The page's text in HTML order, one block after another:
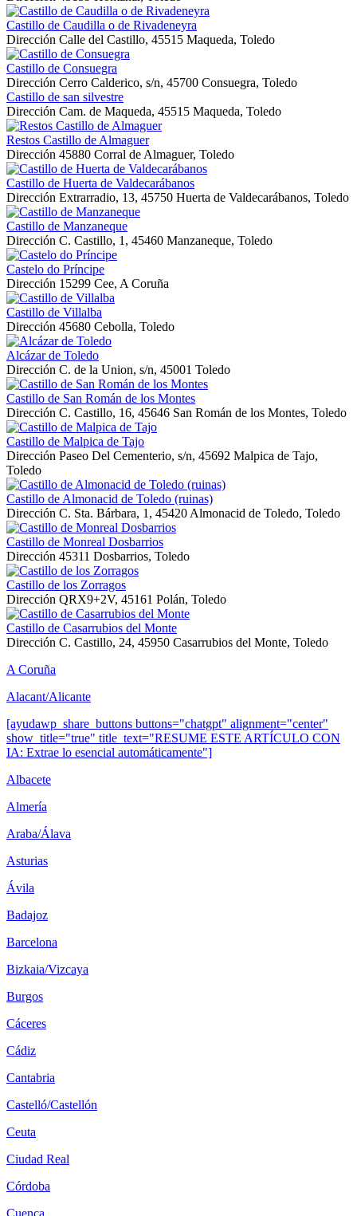
Castillo de Caudilla o de Rivadeneyra
Dirección Calle del Castillo, 45515 Maqueda, Toledo
Castillo de Consuegra
Dirección Cerro Calderico, s/n, 45700 Consuegra, Toledo
Castillo de san silvestre
Dirección Cam. de Maqueda, 45515 Maqueda, Toledo
Restos Castillo de Almaguer
Dirección 45880 Corral de Almaguer, Toledo
Castillo de Huerta de Valdecarábanos
Dirección Extrarradio, 13, 45750 Huerta de Valdecarábanos, Toledo
Castillo de Manzaneque
Dirección C. Castillo, 1, 45460 Manzaneque, Toledo
Castelo do Príncipe
Dirección 15299 Cee, A Coruña
Castillo de Villalba
Dirección 45680 Cebolla, Toledo
Alcázar de Toledo
Dirección C. de la Union, s/n, 45001 Toledo
Castillo de San Román de los Montes
Dirección C. Castillo, 16, 45646 San Román de los Montes, Toledo
Castillo de Malpica de Tajo
Dirección Paseo Del Cementerio, s/n, 45692 Malpica de Tajo,
Toledo
Castillo de Almonacid de Toledo (ruinas)
Dirección C. Sta. Bárbara, 1, 45420 Almonacid de Toledo, Toledo
Castillo de Monreal Dosbarrios
Dirección 45311 Dosbarrios, Toledo
Castillo de los Zorragos
Dirección QRX9+2V, 45161 Polán, Toledo
Castillo de Casarrubios del Monte
Dirección C. Castillo, 24, 45950 Casarrubios del Monte, Toledo
A Coruña
Alacant/Alicante
[ayudawp_share_buttons buttons="chatgpt" alignment="center"
show_title="true" title_text="RESUME ESTE ARTÍCULO CON
IA: Extrae lo esencial automáticamente"]
Albacete
Almería
Araba/Álava
Asturias
Ávila
Badajoz
Barcelona
Bizkaia/Vizcaya
Burgos
Cáceres
Cádiz
Cantabria
Castelló/Castellón
Ceuta
Ciudad Real
Córdoba